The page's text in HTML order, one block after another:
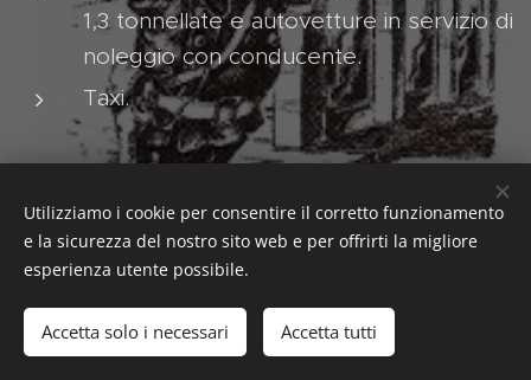
1,3 tonnellate e autovetture in servizio di
noleggio con conducente.
Taxi.
Creato con Webnode Cookies
Utilizziamo i cookie per consentire il corretto funzionamento
e la sicurezza del nostro sito web e per offrirti la migliore
esperienza utente possibile.
Accetta solo i necessari Accetta tutti